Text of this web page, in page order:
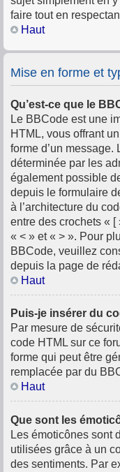
faire tout en
Haut
Mise en forme et
Qu’est-ce que le
Le BBCode est une
HTML, vous offrant
forme d’un message.
déterminée par les
également possible
depuis le formulaire
à l’architecture du
entre des crochets «
« < » et « > ». Pour
BBCode, veuillez
depuis la page de
Haut
Puis-je insérer du
Par mesure de
code HTML sur ce
forme qui peut être
remplacée par du
Haut
Que sont les
Les émoticônes sont
utilisées grâce à un
des sentiments. Par